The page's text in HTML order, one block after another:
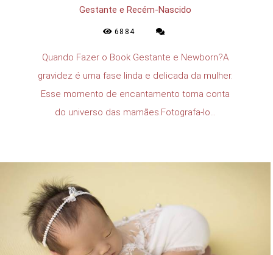
Gestante e Recém-Nascido
6884
Quando Fazer o Book Gestante e Newborn?A
gravidez é uma fase linda e delicada da mulher.
Esse momento de encantamento toma conta
do universo das mamães.Fotografa-lo...